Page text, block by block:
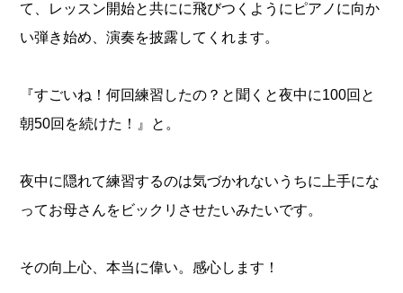
て、レッスン開始と共にに飛びつくようにピアノに向か
い弾き始め、演奏を披露してくれます。
『すごいね！何回練習したの？と聞くと夜中に100回と
朝50回を続けた！』と。
夜中に隠れて練習するのは気づかれないうちに上手にな
ってお母さんをビックリさせたいみたいです。
その向上心、本当に偉い。感心します！